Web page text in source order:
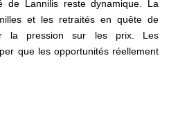
de Lannilis reste dynamique. La
et les retraités en quête de
la pression sur les prix. Les
que les opportunités réellement